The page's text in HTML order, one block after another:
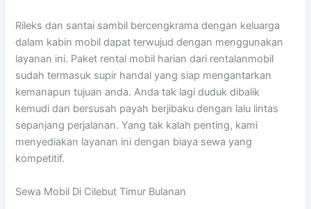
Rileks dan santai sambil bercengkrama dengan keluarga
dalam kabin mobil dapat terwujud dengan menggunakan
layanan ini. Paket rental mobil harian dari rentalanmobil
sudah termasuk supir handal yang siap mengantarkan
kemanapun tujuan anda. Anda tak lagi duduk dibalik
kemudi dan bersusah payah berjibaku dengan lalu lintas
sepanjang perjalanan. Yang tak kalah penting, kami
menyediakan layanan ini dengan biaya sewa yang
kompetitif.
Sewa Mobil Di Cilebut Timur Bulanan